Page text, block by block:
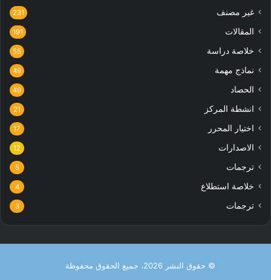
غير مصنف 231
المقالات 191
خلاصة دراسة 55
نماذج مهمة 49
الحصاد 49
انشطة المركز 21
اختيار المحرر 17
الاصدارات 12
ترجمات 5
خلاصة استطلاع 4
ترجمات 3
© حقوق النشر 2026، جميع الحقوق محفوظة